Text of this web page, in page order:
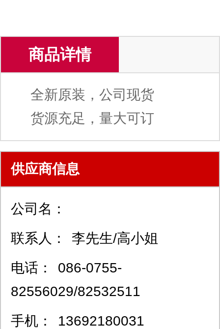
商品详情
全新原装，公司现货
货源充足，量大可订
供应商信息
公司名：
联系人：
李先生/高小姐
电话：
086-0755-
82556029/82532511
手机：
13692180031